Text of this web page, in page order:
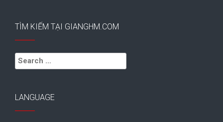
TÌM KIẾM TẠI GIANGHM.COM
Search
for:
LANGUAGE